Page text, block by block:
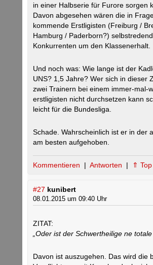
in einer Halbserie für Furore sorgen
Davon abgesehen wären die in
kommende Erstligisten (Freiburg /
Hamburg / Paderborn?) selbstredend
Konkurrenten um den Klassenerhalt.
Und noch was: Wie lange ist der
UNS? 1,5 Jahre? Wer sich in dieser
zwei Trainern bei einem immer-mal-
erstligisten nicht durchsetzen kann
leicht für die Bundesliga.
Schade. Wahrscheinlich ist er in der
am besten aufgehoben.
Kommentieren | Antworten | ⇑ Top
#27 kunibert
08.01.2015 um 09:40 Uhr
ZITAT:
„Oder ist der Schwertheilige ne
Davon ist auszugehen. Das wird die